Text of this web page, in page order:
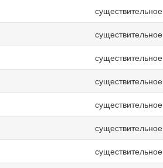
существительное
существительное
существительное
существительное
существительное
существительное
существительное